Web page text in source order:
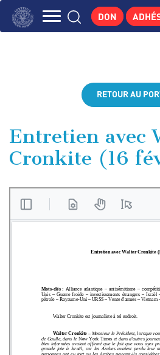
Aller
CENTRE DE
DON
RETOUR AU
Entretien avec
Cronkite (16
Panneau de gestion des cookies